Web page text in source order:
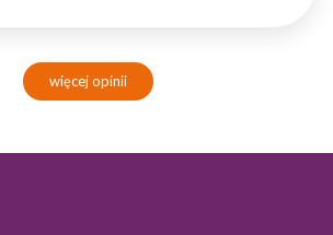
więcej opinii